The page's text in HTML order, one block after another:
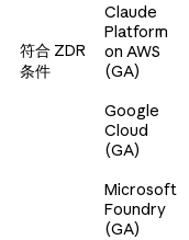
符合 ZDR
条件
Claude
Platform
on AWS
(GA)
Google
Cloud
(GA)
Microsoft
Foundry
(GA)